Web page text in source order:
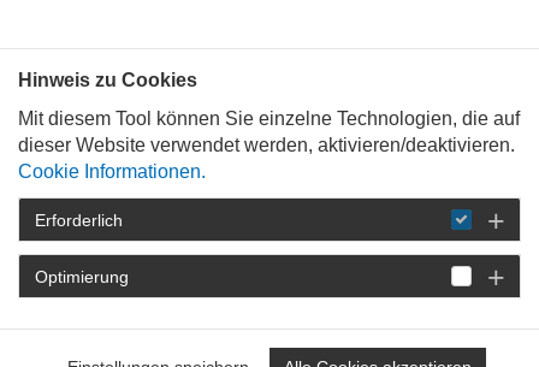
STARTSEITE DETAIL
Grundlagen der
Hinweis zu Cookies
Mit diesem Tool können Sie einzelne Technologien, die auf
dieser Website verwendet werden, aktivieren/deaktivieren.
Cookie Informationen.
Erforderlich
Optimierung